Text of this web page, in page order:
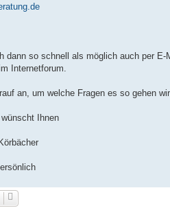
dann so schnell als möglich auch per
Internetforum.
an, um welche Fragen es so gehen
Ihnen